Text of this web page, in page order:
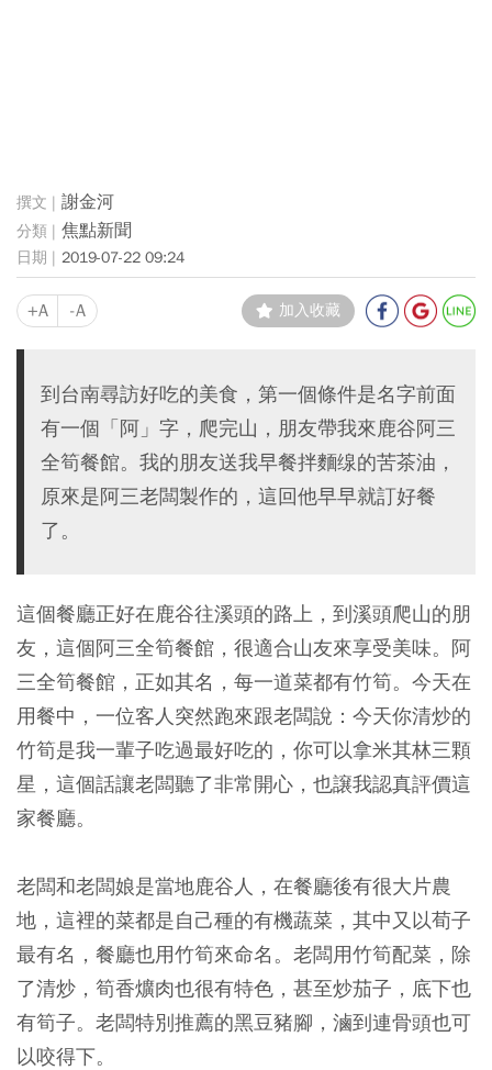
謝金河
焦點新聞
2019-07-22 09:24
+A -A 加入收藏
到台南尋訪好吃的美食，第一個條件是名字前面
有一個「阿」字，爬完山，朋友帶我來鹿谷阿三
全筍餐館。我的朋友送我早餐拌麵缐的苦茶油，
原來是阿三老闆製作的，這回他早早就訂好餐
了。
這個餐廳正好在鹿谷往溪頭的路上，到溪頭爬山的朋
友，這個阿三全筍餐館，很適合山友來享受美味。阿
三全筍餐館，正如其名，每一道菜都有竹筍。今天在
用餐中，一位客人突然跑來跟老闆說：今天你清炒的
竹筍是我一輩子吃過最好吃的，你可以拿米其林三顆
星，這個話讓老闆聽了非常開心，也譲我認真評價這
家餐廳。
老闆和老闆娘是當地鹿谷人，在餐廳後有很大片農
地，這裡的菜都是自己種的有機蔬菜，其中又以荀子
最有名，餐廳也用竹筍來命名。老闆用竹筍配菜，除
了清炒，筍香爌肉也很有特色，甚至炒茄子，底下也
有筍子。老闆特別推薦的黑豆豬腳，滷到連骨頭也可
以咬得下。